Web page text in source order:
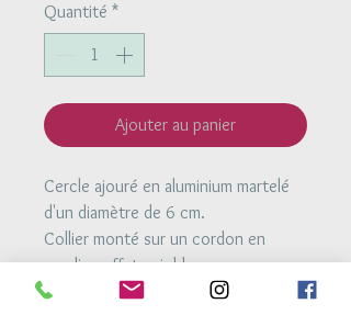
Quantité *
Ajouter au panier
Cercle ajouré en aluminium martelé
d'un diamètre de 6 cm.
Collier monté sur un cordon en
suedine effet cuir bleu.
Une perle coulissante en aluminium